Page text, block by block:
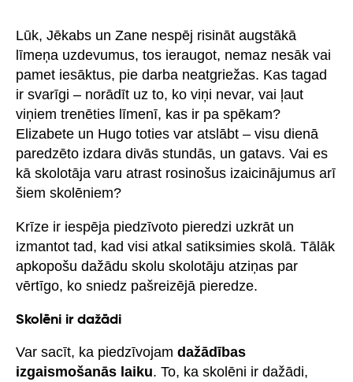
Lūk, Jēkabs un Zane nespēj risināt augstākā
līmeņa uzdevumus, tos ieraugot, nemaz nesāk vai
pamet iesāktus, pie darba neatgriežas. Kas tagad
ir svarīgi – norādīt uz to, ko viņi nevar, vai ļaut
viņiem trenēties līmenī, kas ir pa spēkam?
Elizabete un Hugo toties var atslābt – visu dienā
paredzēto izdara divās stundās, un gatavs. Vai es
kā skolotāja varu atrast rosinošus izaicinājumus arī
šiem skolēniem?
Krīze ir iespēja piedzīvoto pieredzi uzkrāt un
izmantot tad, kad visi atkal satiksimies skolā. Tālāk
apkopošu dažādu skolu skolotāju atziņas par
vērtīgo, ko sniedz pašreizējā pieredze.
Skolēni ir dažādi
Var sacīt, ka piedzīvojam dažādības
izgaismošanās laiku. To, ka skolēni ir dažādi,